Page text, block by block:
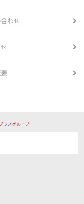
わせ
ラスグループ